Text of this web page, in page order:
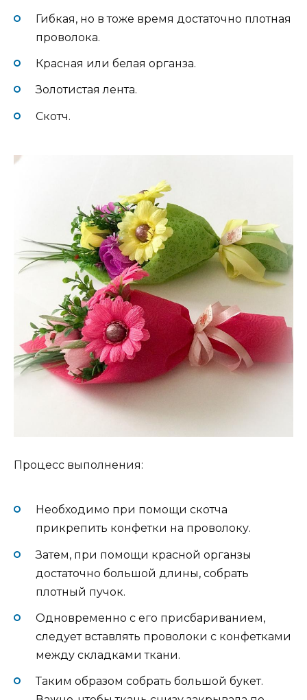
Гибкая, но в тоже время достаточно плотная
проволока.
Красная или белая органза.
Золотистая лента.
Скотч.
Процесс выполнения:
Необходимо при помощи скотча
прикрепить конфетки на проволоку.
Затем, при помощи красной органзы
достаточно большой длины, собрать
плотный пучок.
Одновременно с его присбариванием,
следует вставлять проволоки с конфетками
между складками ткани.
Таким образом собрать большой букет.